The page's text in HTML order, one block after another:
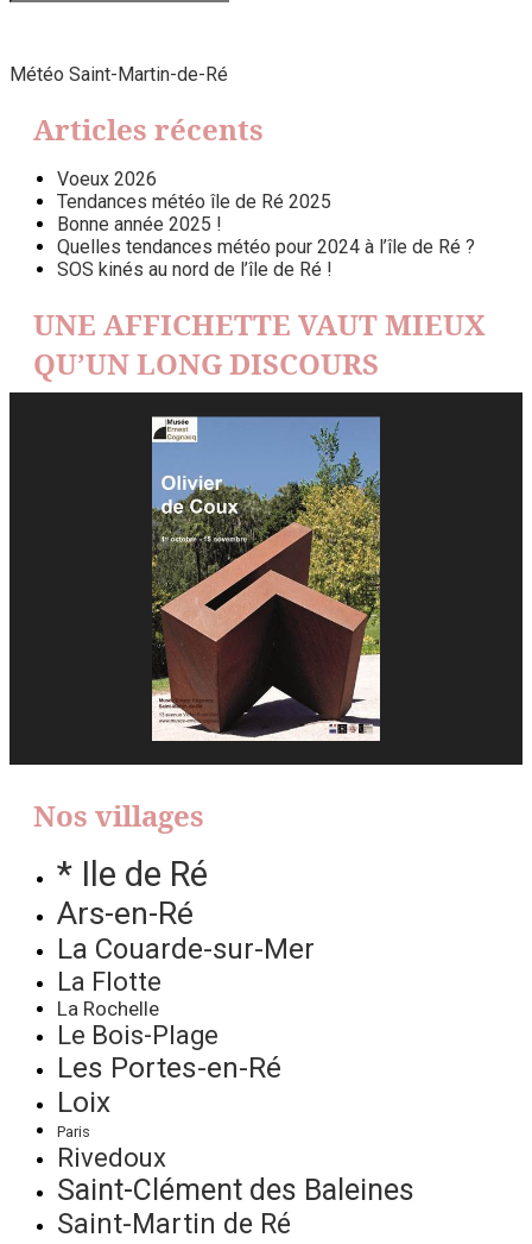
Météo Saint-Martin-de-Ré
Articles récents
Voeux 2026
Tendances météo île de Ré 2025
Bonne année 2025 !
Quelles tendances météo pour 2024 à l’île de Ré ?
SOS kinés au nord de l’île de Ré !
UNE AFFICHETTE VAUT MIEUX
QU’UN LONG DISCOURS
Nos villages
* Ile de Ré
Ars-en-Ré
La Couarde-sur-Mer
La Flotte
La Rochelle
Le Bois-Plage
Les Portes-en-Ré
Loix
Paris
Rivedoux
Saint-Clément des Baleines
Saint-Martin de Ré